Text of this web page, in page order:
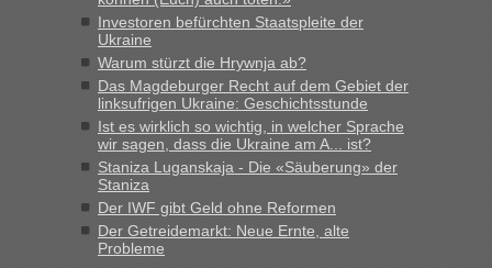
Investoren befürchten Staatspleite der
Ukraine
Warum stürzt die Hrywnja ab?
Das Magdeburger Recht auf dem Gebiet der
linksufrigen Ukraine: Geschichtsstunde
Ist es wirklich so wichtig, in welcher Sprache
wir sagen, dass die Ukraine am A... ist?
Staniza Luganskaja - Die «Säuberung» der
Staniza
Der IWF gibt Geld ohne Reformen
Der Getreidemarkt: Neue Ernte, alte
Probleme